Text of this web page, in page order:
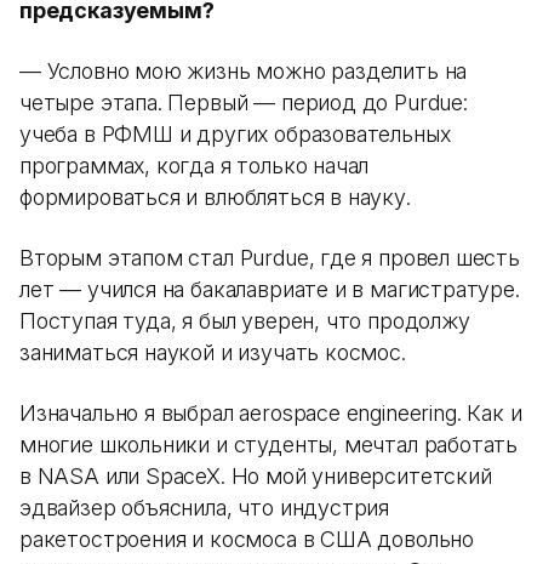
предсказуемым?
— Условно мою жизнь можно разделить на
четыре этапа. Первый — период до Purdue:
учеба в РФМШ и других образовательных
программах, когда я только начал
формироваться и влюбляться в науку.
Вторым этапом стал Purdue, где я провел шесть
лет — учился на бакалавриате и в магистратуре.
Поступая туда, я был уверен, что продолжу
заниматься наукой и изучать космос.
Изначально я выбрал aerospace engineering. Как и
многие школьники и студенты, мечтал работать
в NASA или SpaceX. Но мой университетский
эдвайзер объяснила, что индустрия
ракетостроения и космоса в США довольно